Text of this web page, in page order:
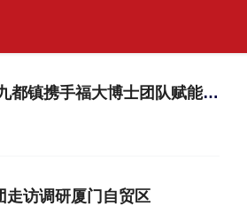
借智高校“最强大脑” 蕉城九都镇携手福大博士团队赋能黄精产业
走访调研厦门自贸区